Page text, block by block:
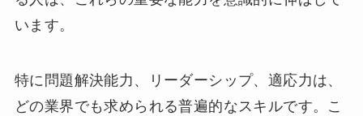
います。
特に問題解決能力、リーダーシップ、適応力は、
どの業界でも求められる普遍的なスキルです。こ